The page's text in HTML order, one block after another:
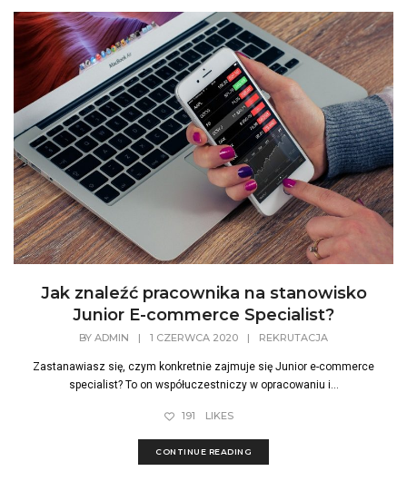
Jak znaleźć pracownika na stanowisko
Junior E-commerce Specialist?
BY ADMIN | 1 CZERWCA 2020 | REKRUTACJA
Zastanawiasz się, czym konkretnie zajmuje się Junior e-commerce
specialist? To on współuczestniczy w opracowaniu i...
191 LIKES
CONTINUE READING